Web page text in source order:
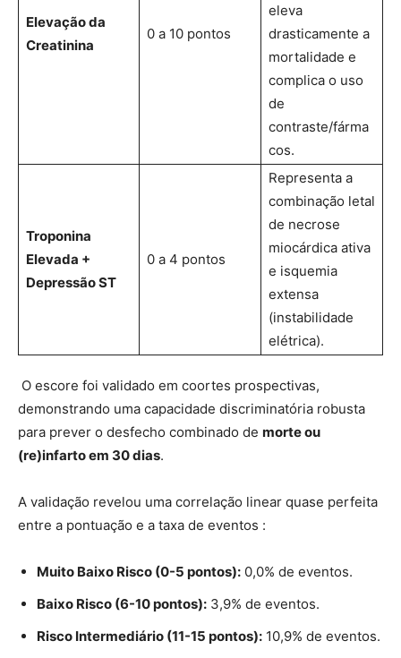
Elevação da
Creatinina
0 a 10 pontos
eleva
drasticamente a
mortalidade e
complica o uso
de
contraste/fárma
cos.
Troponina
Elevada +
Depressão ST
0 a 4 pontos
Representa a
combinação letal
de necrose
miocárdica ativa
e isquemia
extensa
(instabilidade
elétrica).
O escore foi validado em coortes prospectivas,
demonstrando uma capacidade discriminatória robusta
para prever o desfecho combinado de morte ou
(re)infarto em 30 dias.
A validação revelou uma correlação linear quase perfeita
entre a pontuação e a taxa de eventos :
Muito Baixo Risco (0-5 pontos): 0,0% de eventos.
Baixo Risco (6-10 pontos): 3,9% de eventos.
Risco Intermediário (11-15 pontos): 10,9% de eventos.